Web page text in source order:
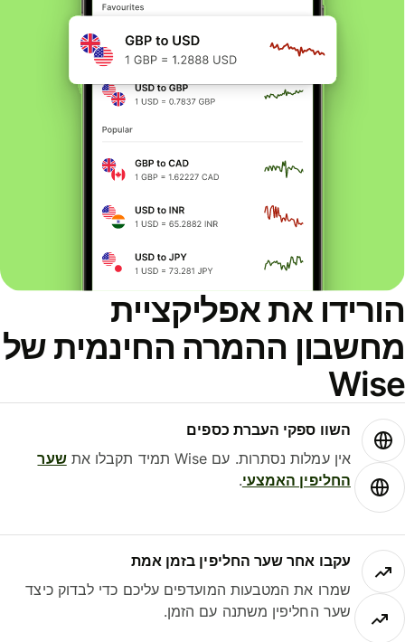
הורידו את אפליקציית
מחשבון ההמרה החינמית של
Wise
השוו ספקי העברת כספים
אין עמלות נסתרות. עם Wise תמיד תקבלו את
שער
החליפין האמצעי.
עקבו אחר שער החליפין בזמן אמת
שמרו את המטבעות המועדפים עליכם כדי לבדוק כיצד
שער החליפין משתנה עם הזמן.